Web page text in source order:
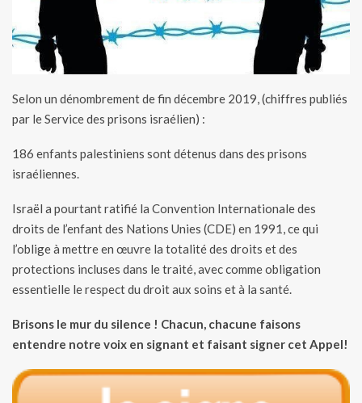
Selon un dénombrement de fin décembre 2019, (chiffres publiés
par le Service des prisons israélien) :
186 enfants palestiniens sont détenus dans des prisons
israéliennes.
Israël a pourtant ratifié la Convention Internationale des
droits de l’enfant des Nations Unies (CDE) en 1991, ce qui
l’oblige à mettre en œuvre la totalité des droits et des
protections incluses dans le traité, avec comme obligation
essentielle le respect du droit aux soins et à la santé.
Brisons le mur du silence ! Chacun, chacune faisons
entendre notre voix en signant et faisant signer cet Appel!